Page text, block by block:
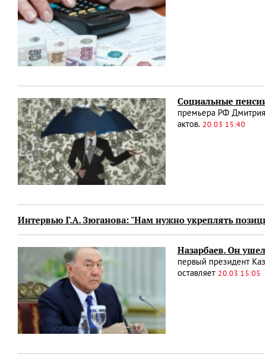
Социальные
премьера РФ
актов. 20.03 15:40
Интервью Г.А. Зюганова: "Нам нужно укреплять
Назарбаев. Он
первый президент
оставляет 20.03 15:05